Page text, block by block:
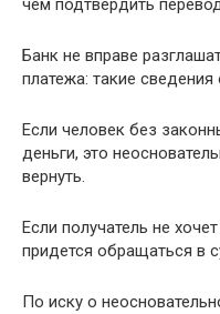
чем подтвердить
Банк не вправе
платежа: такие сведения
Если человек без
деньги, это
вернуть.
Если получатель не
придется обращаться в
По иску о